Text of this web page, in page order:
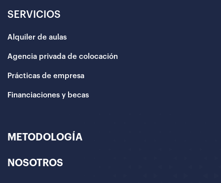
SERVICIOS
Alquiler de aulas
Agencia privada de colocación
Prácticas de empresa
Financiaciones y becas
METODOLOGÍA
NOSOTROS